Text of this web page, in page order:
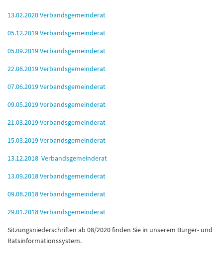
13.02.2020 Verbandsgemeinderat
05.12.2019 Verbandsgemeinderat
05.09.2019 Verbandsgemeinderat
22.08.2019 Verbandsgemeinderat
07.06.2019 Verbandsgemeinderat
09.05.2019 Verbandsgemeinderat
21.03.2019 Verbandsgemeinderat
15.03.2019 Verbandsgemeinderat
13.12.2018 Verbandsgemeinderat
13.09.2018 Verbandsgemeinderat
09.08.2018 Verbandsgemeinderat
29.01.2018 Verbandsgemeinderat
Sitzungsniederschriften ab 08/2020 finden Sie in unserem Bürger- und
Ratsinformationssystem.